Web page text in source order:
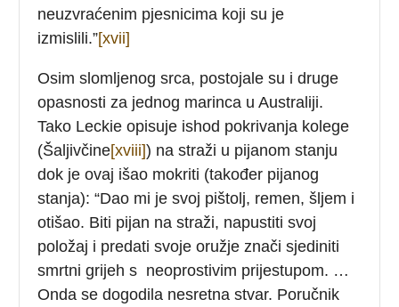
neuzvraćenim pjesnicima koji su je
izmislili.”[xvii]
Osim slomljenog srca, postojale su i druge
opasnosti za jednog marinca u Australiji.
Tako Leckie opisuje ishod pokrivanja kolege
(Šaljivčine[xviii]) na straži u pijanom stanju
dok je ovaj išao mokriti (također pijanog
stanja): “Dao mi je svoj pištolj, remen, šljem i
otišao. Biti pijan na straži, napustiti svoj
položaj i predati svoje oružje znači sjediniti
smrtni grijeh s neoprostivim prijestupom. …
Onda se dogodila nesretna stvar. Poručnik